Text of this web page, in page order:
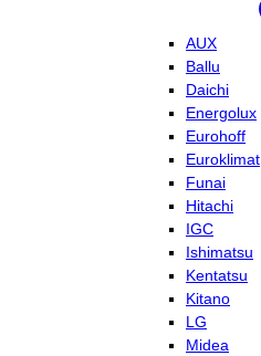
AUX
Ballu
Daichi
Energolux
Eurohoff
Euroklimat
Funai
Hitachi
IGC
Ishimatsu
Kentatsu
Kitano
LG
Midea